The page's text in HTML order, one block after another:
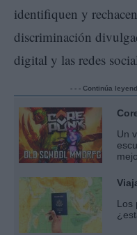
identifiquen y
discriminación
digital y las redes
- - - Continúa
Un
Los